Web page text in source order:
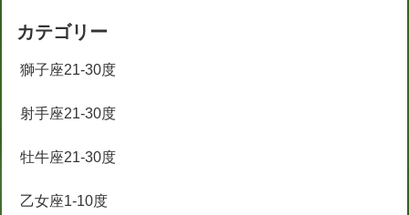
カテゴリー
獅子座21-30度
射手座21-30度
牡牛座21-30度
乙女座1-10度